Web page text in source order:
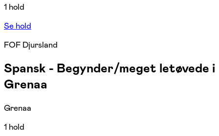
1 hold
Se hold
FOF Djursland
Spansk - Begynder/meget letøvede i
Grenaa
Grenaa
1 hold